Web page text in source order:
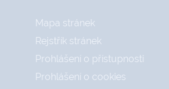
Mapa stránek
Rejstřík stránek
Prohlášení o přístupnosti
Prohlášení o cookies